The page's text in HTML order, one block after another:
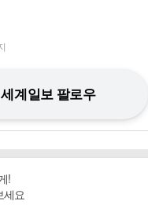
계일보 팔로우
!
세요